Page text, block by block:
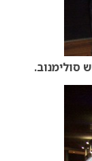
סולימנוב.